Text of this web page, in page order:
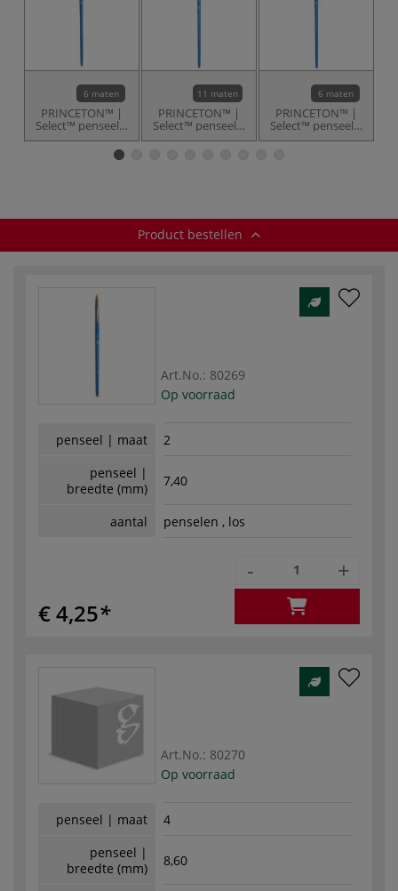
6 maten
PRINCETON™ |
Select™ penseel ○
kattentong —
11 maten
PRINCETON™ |
Select™ penseel ○
rond —
6 maten
PRINCETON™ |
Select™ penseel ○
plat & lang —
Product bestellen
Art.No.: 80269
Op voorraad
penseel | maat
2
penseel |
breedte (mm)
7,40
aantal penselen , los
€ 4,25
- +
Art.No.: 80270
Op voorraad
penseel | maat
4
penseel |
breedte (mm)
8,60